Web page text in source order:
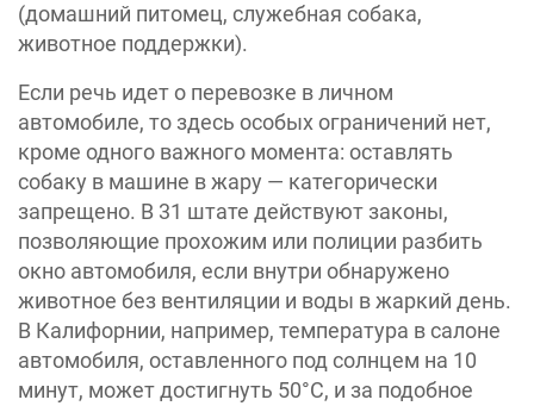
(домашний питомец, служебная собака,
животное поддержки).
Если речь идет о перевозке в личном
автомобиле, то здесь особых ограничений нет,
кроме одного важного момента: оставлять
собаку в машине в жару — категорически
запрещено. В 31 штате действуют законы,
позволяющие прохожим или полиции разбить
окно автомобиля, если внутри обнаружено
животное без вентиляции и воды в жаркий день.
В Калифорнии, например, температура в салоне
автомобиля, оставленного под солнцем на 10
минут, может достигнуть 50°C, и за подобное